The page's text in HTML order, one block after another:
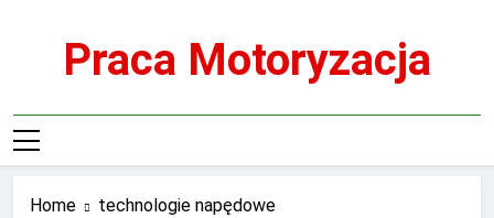
Praca Motoryzacja
Home technologie napędowe